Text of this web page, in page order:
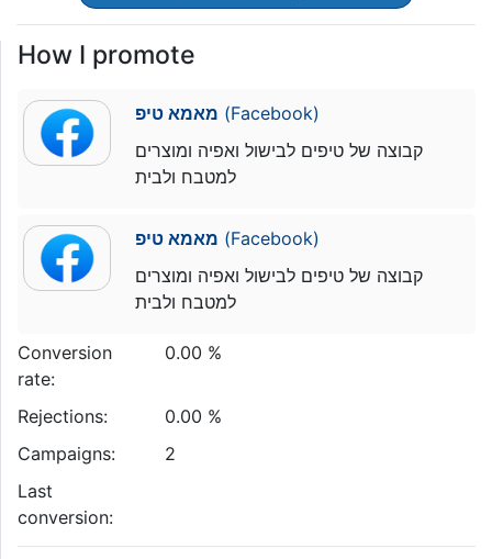
How I promote
מאמא טיפ (Facebook)
קבוצה של טיפים לבישול ואפיה ומוצרים
למטבח ולבית
מאמא טיפ (Facebook)
קבוצה של טיפים לבישול ואפיה ומוצרים
למטבח ולבית
Conversion
rate:
0.00 %
Rejections:
0.00 %
Campaigns:
2
Last
conversion: